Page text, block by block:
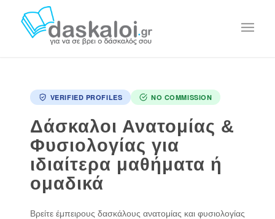
VERIFIED PROFILES NO COMMISSION
Δάσκαλοι Ανατομίας &
Φυσιολογίας για
ιδιαίτερα μαθήματα ή
ομαδικά
Βρείτε έμπειρους δασκάλους ανατομίας και φυσιολογίας